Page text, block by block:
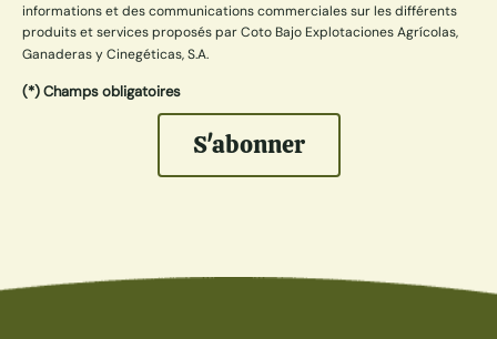
informations et des communications commerciales sur les différents
produits et services proposés par Coto Bajo Explotaciones Agrícolas,
Ganaderas y Cinegéticas, S.A.
(*) Champs obligatoires
S'abonner